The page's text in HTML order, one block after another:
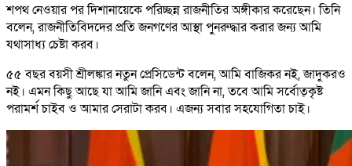
শপথ নেওয়ার পর দিশানায়েকে পরিচ্ছন্ন রাজনীতির অঙ্গীকার করেছেন। তিনি
বলেন, রাজনীতিবিদদের প্রতি জনগণের আস্থা পুনরুদ্ধার করার জন্য আমি
যথাসাধ্য চেষ্টা করব।
৫৫ বছর বয়সী শ্রীলঙ্কার নতুন প্রেসিডেন্ট বলেন, আমি বাজিকর নই, জাদুকরও
নই। এমন কিছু আছে যা আমি জানি এবং জানি না, তবে আমি সর্বোত্কৃষ্ট
পরামর্শ চাইব ও আমার সেরাটা করব। এজন্য সবার সহযোগিতা চাই।